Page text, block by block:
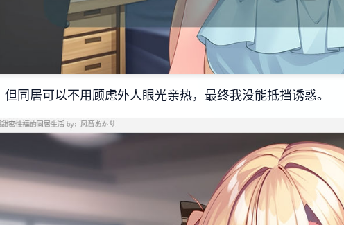
同居可以不用顾虑外人眼光亲热，最终我没能抵挡诱惑。